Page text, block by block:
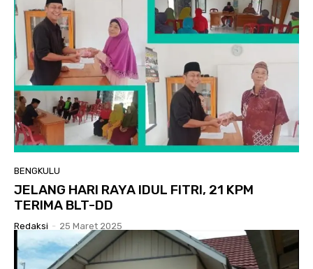
BENGKULU
JELANG HARI RAYA IDUL FITRI, 21 KPM
TERIMA BLT-DD
Redaksi - 25 Maret 2025